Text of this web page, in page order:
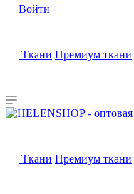
Войти
Ткани Премиум ткани
Ткани Премиум ткани